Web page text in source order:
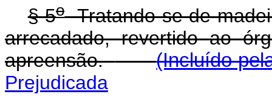
§ 5oTratando-se de
arrecadado, revertido ao
apreensão.
(Incluído
Prejudicada